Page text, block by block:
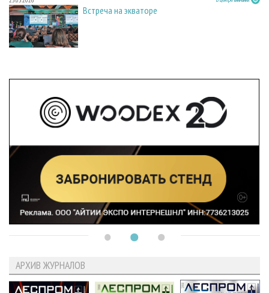
Встреча на экваторе
АРХИВ ЖУРНАЛОВ